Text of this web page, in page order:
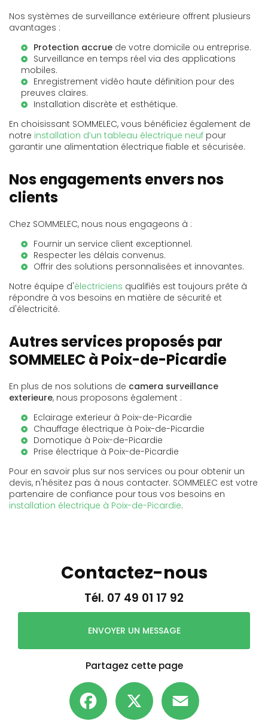
Nos systèmes de surveillance extérieure offrent plusieurs
avantages :
Protection accrue de votre domicile ou entreprise.
Surveillance en temps réel via des applications
mobiles.
Enregistrement vidéo haute définition pour des
preuves claires.
Installation discrète et esthétique.
En choisissant SOMMELEC, vous bénéficiez également de
notre installation d’un tableau électrique neuf pour
garantir une alimentation électrique fiable et sécurisée.
Nos engagements envers nos
clients
Chez SOMMELEC, nous nous engageons à :
Fournir un service client exceptionnel.
Respecter les délais convenus.
Offrir des solutions personnalisées et innovantes.
Notre équipe d'électriciens qualifiés est toujours prête à
répondre à vos besoins en matière de sécurité et
d'électricité.
Autres services proposés par
SOMMELEC à Poix-de-Picardie
En plus de nos solutions de camera surveillance
exterieure, nous proposons également :
Eclairage exterieur à Poix-de-Picardie
Chauffage électrique à Poix-de-Picardie
Domotique à Poix-de-Picardie
Prise électrique à Poix-de-Picardie
Pour en savoir plus sur nos services ou pour obtenir un
devis, n'hésitez pas à nous contacter. SOMMELEC est votre
partenaire de confiance pour tous vos besoins en
installation électrique à Poix-de-Picardie.
Contactez-nous
Tél. 07 49 01 17 92
ENVOYER UN MESSAGE
Partagez cette page
Facebook